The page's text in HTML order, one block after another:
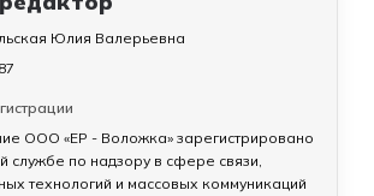
Юлия Валерьевна
ООО «ЕР - Воложка» зарегистрировано
службе по надзору в сфере связи,
технологий и массовых коммуникаций